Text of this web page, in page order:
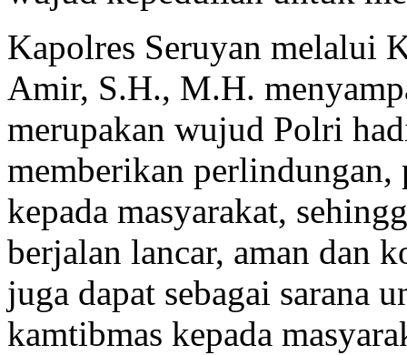
Kapolres Seruyan melalui
Amir, S.H., M.H.
merupakan wujud Polri
memberikan perlindungan,
kepada masyarakat,
berjalan lancar, aman dan
juga dapat sebagai sarana
kamtibmas kepada